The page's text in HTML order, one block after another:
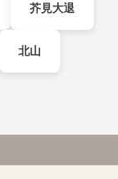
芥見大退
北山